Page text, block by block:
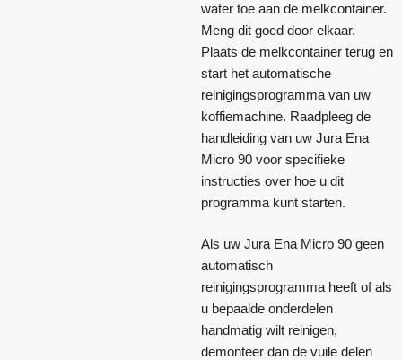
water toe aan de melkcontainer.
Meng dit goed door elkaar.
Plaats de melkcontainer terug en
start het automatische
reinigingsprogramma van uw
koffiemachine. Raadpleeg de
handleiding van uw Jura Ena
Micro 90 voor specifieke
instructies over hoe u dit
programma kunt starten.
Als uw Jura Ena Micro 90 geen
automatisch
reinigingsprogramma heeft of als
u bepaalde onderdelen
handmatig wilt reinigen,
demonteer dan de vuile delen